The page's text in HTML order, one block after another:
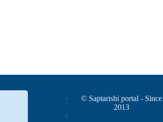
© Saptarishi portal - Since
2013